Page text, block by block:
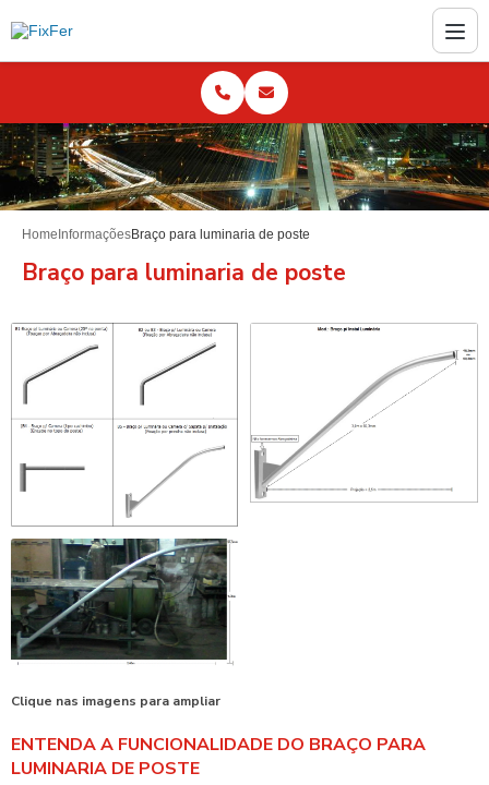
Home InformaçõesBraço para luminaria de poste
Braço para luminaria de poste
Clique nas imagens para ampliar
ENTENDA A FUNCIONALIDADE DO BRAÇO PARA
LUMINARIA DE POSTE